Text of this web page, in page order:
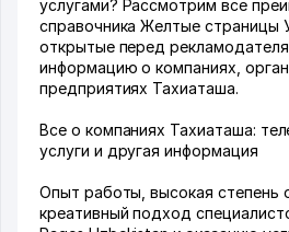
услугами? Рассмотрим все
справочника Желтые страницы
открытые перед
информацию о компаниях,
предприятиях Тахиаташа.
Все о компаниях Тахиаташа:
услуги и другая информация
Опыт работы, высокая степень
креативный подход